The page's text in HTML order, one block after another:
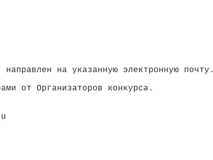
на указанную электронную почту.
от Организаторов конкурса.